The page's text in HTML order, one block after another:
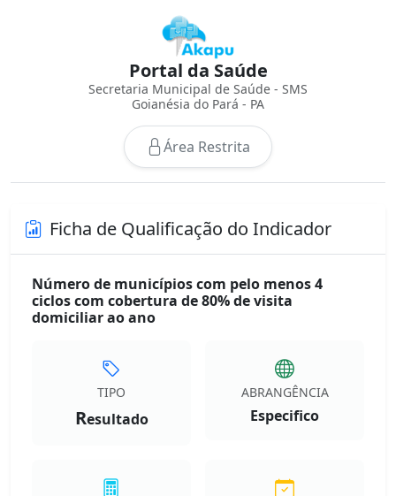
Portal da Saúde
Secretaria Municipal de Saúde - SMS
Goianésia do Pará - PA
Área Restrita
Ficha de Qualificação do Indicador
Número de municípios com pelo menos 4
ciclos com cobertura de 80% de visita
domiciliar ao ano
TIPO
Resultado
ABRANGÊNCIA
Especifico